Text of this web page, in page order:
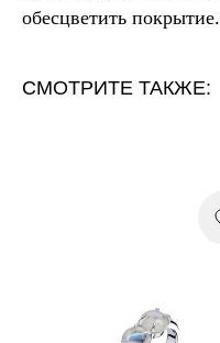
обесцветить покрытие.
СМОТРИТЕ ТАКЖЕ: